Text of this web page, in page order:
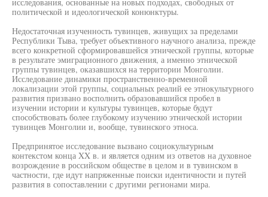
политической и идеологической конюнктуры.
Недостаточная изученность тувинцев, живущих за пределами
Республики Тыва, требует объективного научного анализа, прежде
всего конкретной сформировавшейся этнической группы, которые
в результате эмиграционного движения, а именно этнической
группы тувинцев, оказавшихся на территории Монголии.
Исследование динамики пространственно-временной
локализации этой группы, социальных реалий ее этнокультурного
развития призвано восполнить образовавшийся пробел в
изучении истории и культуры тувинцев, которые будут
способствовать более глубокому изучению этнической истории
тувинцев Монголии и, вообще, тувинского этноса.
Предпринятое исследование вызвано социокультурным
контекстом конца XX в. и является одним из ответов на духовное
возрождение в российском обществе в целом и в тувинском в
частности, где идут напряженные поиски идентичности и путей
развития в сопоставлении с другими регионами мира.